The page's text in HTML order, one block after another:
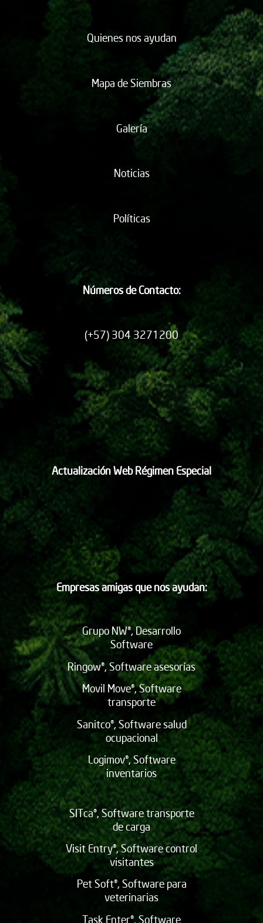
Quienes nos ayudan
Mapa de Siembras
Galería
Noticias
Políticas
Números de Contacto:
(+57) 304 3271200
Actualización Web Régimen Especial
Empresas amigas que nos ayudan:
Grupo NW®, Desarrollo
Software
Ringow®, Software asesorías
Movil Move®, Software
transporte
Sanitco®, Software salud
ocupacional
Logimov®, Software
inventarios
SITca®, Software transporte
de carga
Visit Entry®, Software control
visitantes
Pet Soft®, Software para
veterinarias
Task Enter®, Software